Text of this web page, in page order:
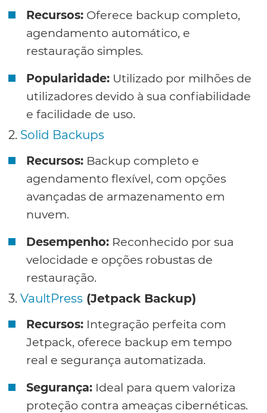
Recursos: Oferece backup completo,
agendamento automático, e
restauração simples.
Popularidade: Utilizado por milhões de
utilizadores devido à sua confiabilidade
e facilidade de uso.
2. Solid Backups
Recursos: Backup completo e
agendamento flexível, com opções
avançadas de armazenamento em
nuvem.
Desempenho: Reconhecido por sua
velocidade e opções robustas de
restauração.
3. VaultPress (Jetpack Backup)
Recursos: Integração perfeita com
Jetpack, oferece backup em tempo
real e segurança automatizada.
Segurança: Ideal para quem valoriza
proteção contra ameaças cibernéticas.